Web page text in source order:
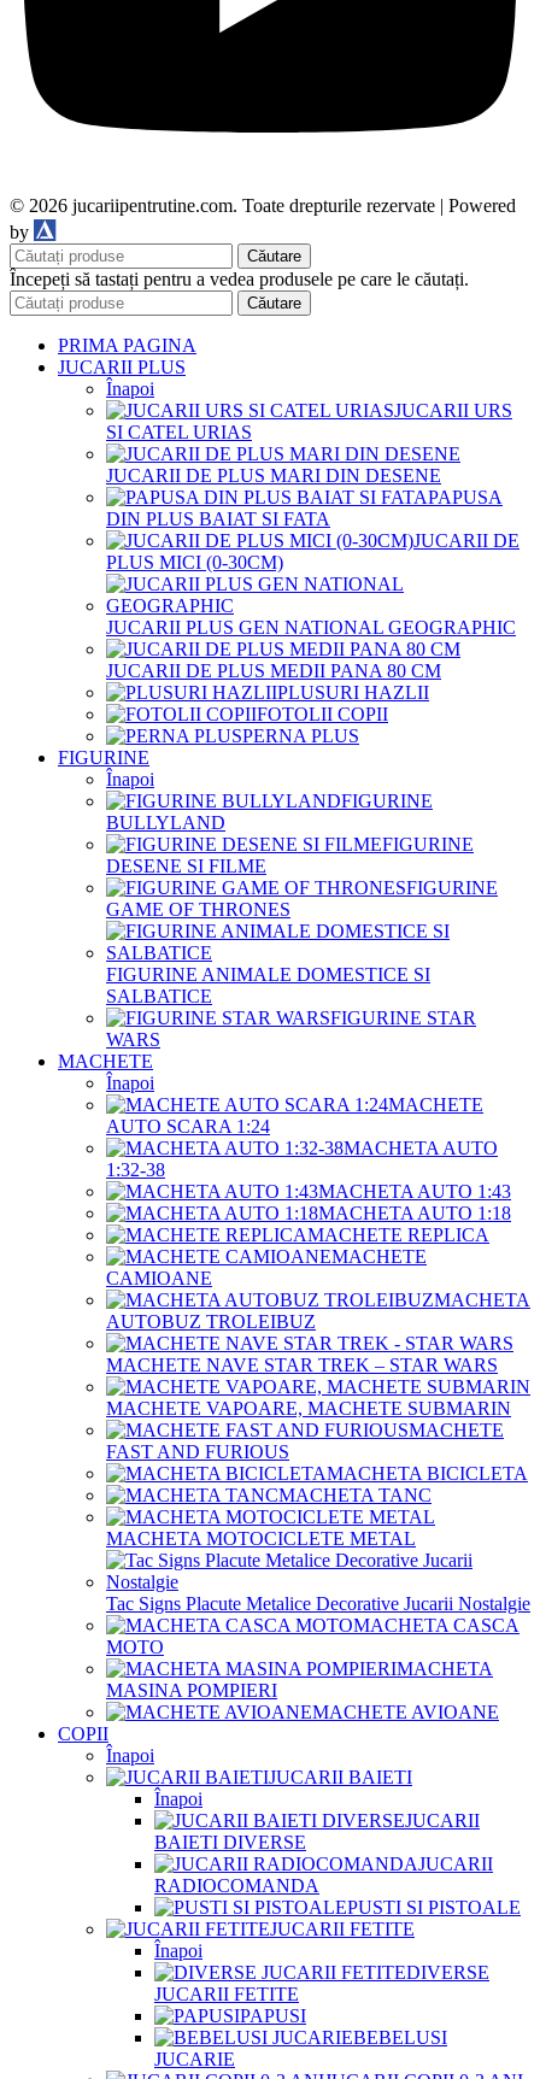
© 2026 jucariipentrutine.com. Toate drepturile rezervate | Powered
by
Căutare
Începeți să tastați pentru a vedea produsele pe care le căutați.
Căutare
PRIMA PAGINA
JUCARII PLUS
Înapoi
JUCARII URS
SI CATEL URIAS
JUCARII DE PLUS MARI DIN DESENE
PAPUSA
DIN PLUS BAIAT SI FATA
JUCARII DE
PLUS MICI (0-30CM)
JUCARII PLUS GEN NATIONAL GEOGRAPHIC
JUCARII DE PLUS MEDII PANA 80 CM
PLUSURI HAZLII
FOTOLII COPII
PERNA PLUS
FIGURINE
Înapoi
FIGURINE
BULLYLAND
FIGURINE
DESENE SI FILME
FIGURINE
GAME OF THRONES
FIGURINE ANIMALE DOMESTICE SI
SALBATICE
FIGURINE STAR
WARS
MACHETE
Înapoi
MACHETE
AUTO SCARA 1:24
MACHETA AUTO
1:32-38
MACHETA AUTO 1:43
MACHETA AUTO 1:18
MACHETE REPLICA
MACHETE
CAMIOANE
MACHETA
AUTOBUZ TROLEIBUZ
MACHETE NAVE STAR TREK – STAR WARS
MACHETE VAPOARE, MACHETE SUBMARIN
MACHETE
FAST AND FURIOUS
MACHETA BICICLETA
MACHETA TANC
MACHETA MOTOCICLETE METAL
Tac Signs Placute Metalice Decorative Jucarii Nostalgie
MACHETA CASCA
MOTO
MACHETA
MASINA POMPIERI
MACHETE AVIOANE
COPII
Înapoi
JUCARII BAIETI
Înapoi
JUCARII
BAIETI DIVERSE
JUCARII
RADIOCOMANDA
PUSTI SI PISTOALE
JUCARII FETITE
Înapoi
DIVERSE
JUCARII FETITE
PAPUSI
BEBELUSI
JUCARIE